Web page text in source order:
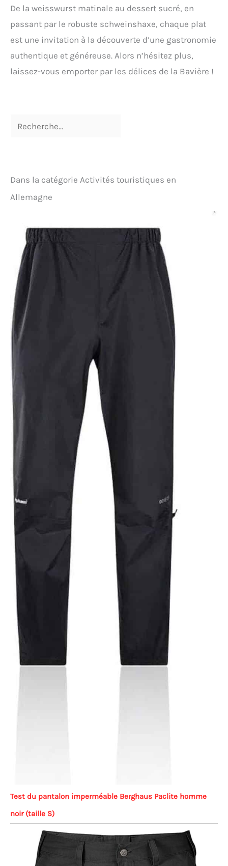
De la weisswurst matinale au dessert sucré, en
passant par le robuste schweinshaxe, chaque plat
est une invitation à la découverte d’une gastronomie
authentique et généreuse. Alors n’hésitez plus,
laissez-vous emporter par les délices de la Bavière !
Dans la catégorie Activités touristiques en
Allemagne
Test du pantalon imperméable Berghaus Paclite homme
noir (taille S)